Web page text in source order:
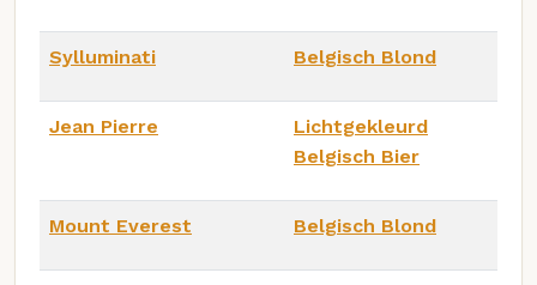
Sylluminati Belgisch Blond
Jean Pierre
Lichtgekleurd
Belgisch Bier
Mount Everest Belgisch Blond